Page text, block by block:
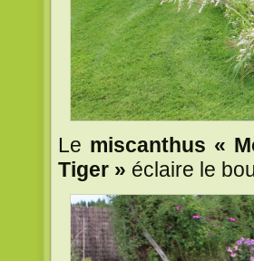
Le miscanthus «
Tiger » éclaire le